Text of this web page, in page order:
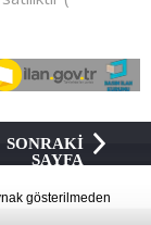
SONRAKİ
SAYFA
gösterilmeden